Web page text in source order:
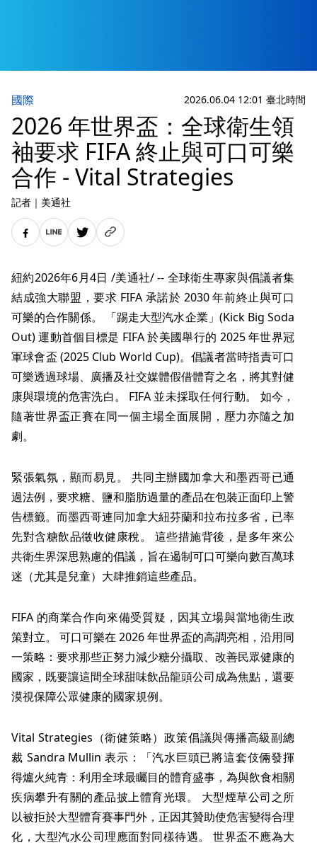
國際 2026.06.04 12:01 臺北時間
2026 年世界盃：全球衛生領
袖要求 FIFA 終止與可口可樂
合作 - Vital Strategies
記者 ｜ 美通社
紐約2026年6月4日 /美通社/ -- 全球衛生專家與倡議者集
結成強大聯盟，要求 FIFA 承諾於 2030 年前終止與可口
可樂的合作關係。 「踢走大型汽水企業」(Kick Big Soda
Out) 運動首個目標是 FIFA 於美國舉行的 2025 年世界冠
軍球會盃 (2025 Club World Cup)。倡議者當時指責可口
可樂透過球場、廣播及社交媒體假借體育之名，將其對健
康與環境的危害洗白。 FIFA 並未採取任何行動。 如今，
隨著世界盃正賽在同一個主場全面展開，壓力亦隨之加
劇。
緊張氣氛，顯而易見。 共同主辦國加拿大和墨西哥已通
過法例，要求糖、鹽和脂肪過量的產品在包裝正面印上警
告標籤。而墨西哥連同加拿大紐芬蘭和拉布拉多省，已率
先對含糖飲品徵收健康稅。 這些措施背後，是多年來公
共衛生界深思熟慮的倡議，旨在遏制可口可樂向數百萬球
迷（尤其是兒童）大肆推銷這些產品。
FIFA 的商業合作向來備受質疑，因其立場與當地衛生政
策對立。 可口可樂在 2026 年世界盃的高調亮相，沿用同
一策略：要求那些正努力減少糖分攝取、改善民眾健康的
國家，既要讓這間全球甜味飲品龍頭公司成為焦點，還要
漠視保障公眾健康的國家規例。
Vital Strategies（衛健策略）政策倡議與傳播高級副總
裁 Sandra Mullin 表示：「汽水巨頭已將這套伎倆發揮
得爐火純青：利用全球最矚目的體育盛事，為與飲食相關
疾病攀升有關的產品披上體育光環。 大型煙草公司之所
以被拒於大型體育賽事門外，正因其贊助使危害變得合理
化，大型汽水公司理應面對同樣待遇。 世界盃不應為大